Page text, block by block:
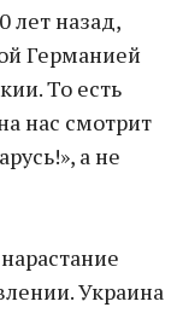
лет назад,
Германией
То есть
нас смотрит
а не
Украина